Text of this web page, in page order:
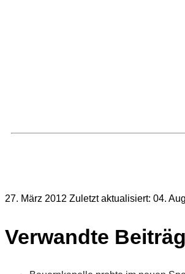
27. März 2012 Zuletzt aktualisiert: 04.
Verwandte